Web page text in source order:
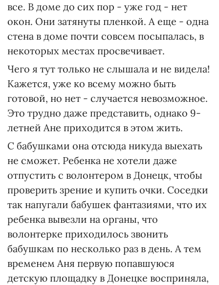
все. В доме до сих пор - уже год - нет
окон. Они затянуты пленкой. А еще - одна
стена в доме почти совсем посыпалась, в
некоторых местах просвечивает.
Чего я тут только не слышала и не видела!
Кажется, уже ко всему можно быть
готовой, но нет - случается невозможное.
Это трудно даже представить, однако 9-
летней Ане приходится в этом жить.
С бабушками она отсюда никуда выехать
не сможет. Ребенка не хотели даже
отпустить с волонтером в Донецк, чтобы
проверить зрение и купить очки. Соседки
так напугали бабушек фантазиями, что их
ребенка вывезли на органы, что
волонтерке приходилось звонить
бабушкам по несколько раз в день. А тем
временем Аня первую попавшуюся
детскую площадку в Донецке восприняла,